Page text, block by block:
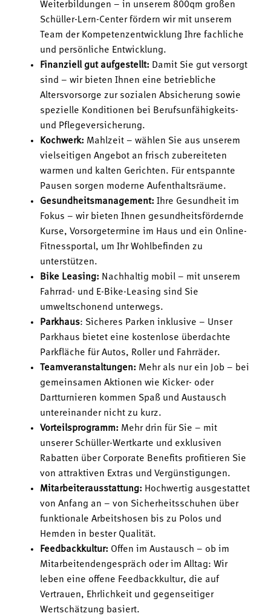
Weiterbildungen – in unserem 800qm großen
Schüller-Lern-Center fördern wir mit unserem
Team der Kompetenzentwicklung Ihre fachliche
und persönliche Entwicklung.
Finanziell gut aufgestellt: Damit Sie gut versorgt
sind – wir bieten Ihnen eine betriebliche
Altersvorsorge zur sozialen Absicherung sowie
spezielle Konditionen bei Berufsunfähigkeits-
und Pflegeversicherung.
Kochwerk: Mahlzeit – wählen Sie aus unserem
vielseitigen Angebot an frisch zubereiteten
warmen und kalten Gerichten. Für entspannte
Pausen sorgen moderne Aufenthaltsräume.
Gesundheitsmanagement: Ihre Gesundheit im
Fokus – wir bieten Ihnen gesundheitsfördernde
Kurse, Vorsorgetermine im Haus und ein Online-
Fitnessportal, um Ihr Wohlbefinden zu
unterstützen.
Bike Leasing: Nachhaltig mobil – mit unserem
Fahrrad- und E-Bike-Leasing sind Sie
umweltschonend unterwegs.
Parkhaus: Sicheres Parken inklusive – Unser
Parkhaus bietet eine kostenlose überdachte
Parkfläche für Autos, Roller und Fahrräder.
Teamveranstaltungen: Mehr als nur ein Job – bei
gemeinsamen Aktionen wie Kicker- oder
Dartturnieren kommen Spaß und Austausch
untereinander nicht zu kurz.
Vorteilsprogramm: Mehr drin für Sie – mit
unserer Schüller-Wertkarte und exklusiven
Rabatten über Corporate Benefits profitieren Sie
von attraktiven Extras und Vergünstigungen.
Mitarbeiterausstattung: Hochwertig ausgestattet
von Anfang an – von Sicherheitsschuhen über
funktionale Arbeitshosen bis zu Polos und
Hemden in bester Qualität.
Feedbackkultur: Offen im Austausch – ob im
Mitarbeitendengespräch oder im Alltag: Wir
leben eine offene Feedbackkultur, die auf
Vertrauen, Ehrlichkeit und gegenseitiger
Wertschätzung basiert.